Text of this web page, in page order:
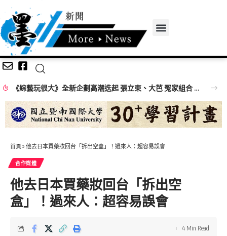
《綜藝玩很大》全新企劃高潮迭起 張立東、大芭 冤家組合 再創收視火花
首頁 » 他去日本買藥妝回台「拆出空盒」！過來人：超容易誤會
合作媒體
他去日本買藥妝回台「拆出空
盒」！過來人：超容易誤會
4 Min Read